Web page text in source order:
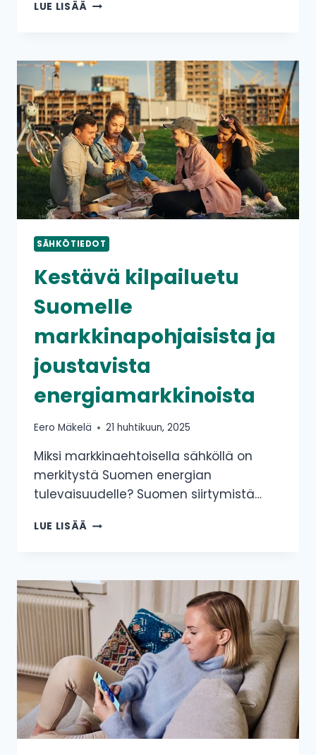
LUE LISÄÄ EU:N
YDINVOIMA
SUOSII
SÄHKÖN
KORKEIDEN
HINTOJEN
KESKELLÄ
SÄHKÖTIEDOT
Kestävä kilpailuetu
Suomelle
markkinapohjaisista ja
joustavista
energiamarkkinoista
Eero Mäkelä 21 huhtikuun, 2025
Miksi markkinaehtoisella sähköllä on
merkitystä Suomen energian
tulevaisuudelle? Suomen siirtymistä…
LUE LISÄÄ KESTÄVÄ
JA
JOUSTAVISTA
ENERGIAMARKKINOISTA